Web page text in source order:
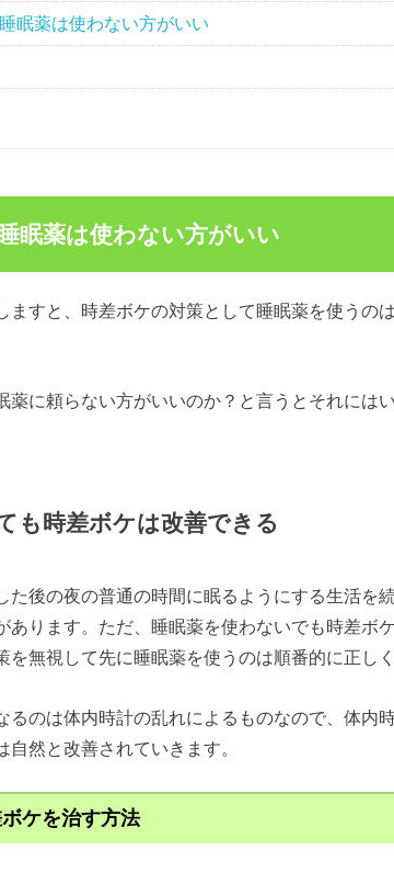
眠薬は使わない方がいい
眠薬は使わない方がいい
ますと、時差ボケの対策として睡眠薬を使うの
薬に頼らない方がいいのか？と言うとそれには
も時差ボケは改善できる
た後の夜の普通の時間に眠るようにする生活を
あります。ただ、睡眠薬を使わないでも時差ボ
を無視して先に睡眠薬を使うのは順番的に正しく
るのは体内時計の乱れによるものなので、体内
然と改善されていきます。
ケを治す方法